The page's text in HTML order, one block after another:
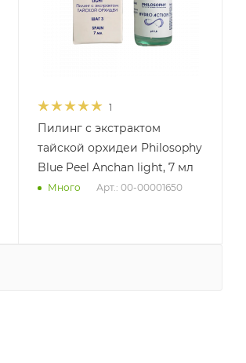
1
Пилинг с экстрактом
тайской орхидеи Philosophy
Blue Peel Anchan light, 7 мл
Много Арт.: 00-00001650